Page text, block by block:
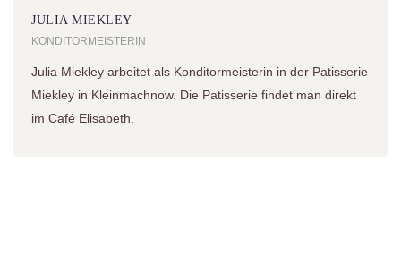
JULIA MIEKLEY
KONDITORMEISTERIN
Julia Miekley arbeitet als Konditormeisterin in der Patisserie
Miekley in Kleinmachnow. Die Patisserie findet man direkt
im Café Elisabeth.